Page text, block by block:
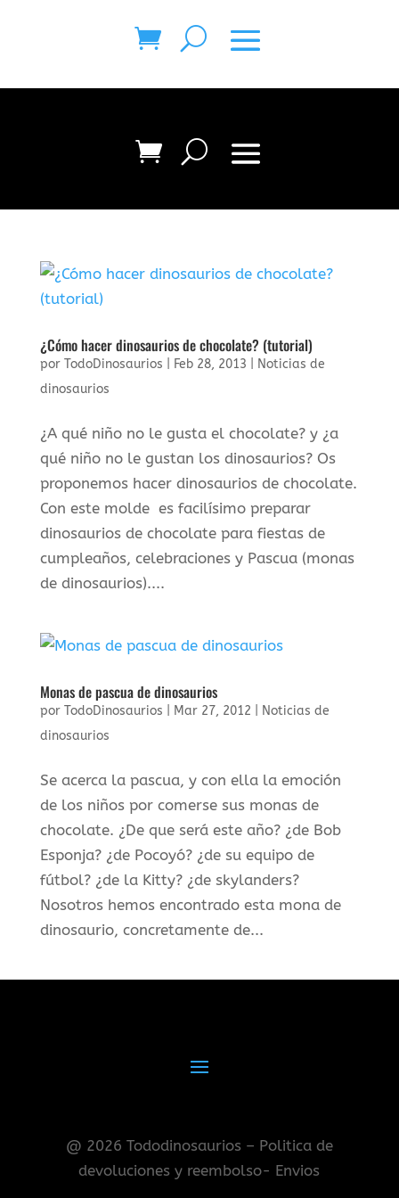
¿Cómo hacer dinosaurios de chocolate? (tutorial)
por TodoDinosaurios Feb 28, 2013
Noticias de
dinosaurios
¿A qué niño no le gusta el chocolate? y ¿a
qué niño no le gustan los dinosaurios? Os
proponemos hacer dinosaurios de chocolate.
Con este molde es facilísimo preparar
dinosaurios de chocolate para fiestas de
cumpleaños, celebraciones y Pascua (monas
de dinosaurios)....
Monas de pascua de dinosaurios
por TodoDinosaurios Mar 27, 2012
Noticias de
dinosaurios
Se acerca la pascua, y con ella la emoción
de los niños por comerse sus monas de
chocolate. ¿De que será este año? ¿de Bob
Esponja? ¿de Pocoyó? ¿de su equipo de
fútbol? ¿de la Kitty? ¿de skylanders?
Nosotros hemos encontrado esta mona de
dinosaurio, concretamente de...
@ 2026 Tododinosaurios – Politica de
devoluciones y reembolso- Envios